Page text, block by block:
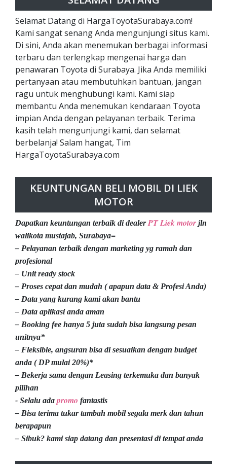
Selamat Datang di HargaToyotaSurabaya.com!
Kami sangat senang Anda mengunjungi situs kami.
Di sini, Anda akan menemukan berbagai informasi
terbaru dan terlengkap mengenai harga dan
penawaran Toyota di Surabaya. Jika Anda memiliki
pertanyaan atau membutuhkan bantuan, jangan
ragu untuk menghubungi kami. Kami siap
membantu Anda menemukan kendaraan Toyota
impian Anda dengan pelayanan terbaik. Terima
kasih telah mengunjungi kami, dan selamat
berbelanja! Salam hangat, Tim
HargaToyotaSurabaya.com
KEUNTUNGAN BELI MOBIL DI LIEK
MOTOR
Dapatkan keuntungan terbaik di dealerPT Liek motor jln
walikota mustajab, Surabaya=
– Pelayanan terbaik dengan marketing yg ramah dan
profesional
– Unit ready stock
– Proses cepat dan mudah ( apapun data & Profesi Anda)
– Data yang kurang kami akan bantu
– Data aplikasi anda aman
– Booking fee hanya 5 juta sudah bisa langsung pesan
unitnya*
– Fleksible, angsuran bisa di sesuaikan dengan budget
anda ( DP mulai 20%)*
– Bekerja sama dengan Leasing terkemuka dan banyak
pilihan
- Selalu ada promo fantastis
– Bisa terima tukar tambah mobil segala merk dan tahun
berapapun
– Sibuk? kami siap datang dan presentasi di tempat anda